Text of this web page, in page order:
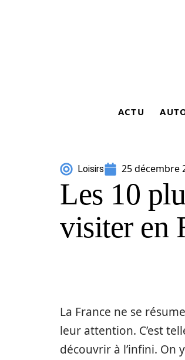
ACTU
Loisirs 25 décembre
Les 10
visiter en
La France ne se
leur attention. C’est
découvrir à l’infini. On